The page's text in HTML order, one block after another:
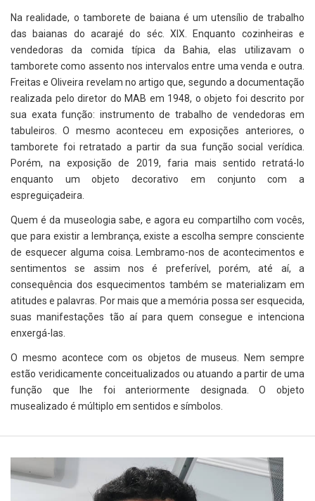
Na realidade, o tamborete de baiana é um utensílio de trabalho
das baianas do acarajé do séc. XIX. Enquanto cozinheiras e
vendedoras da comida típica da Bahia, elas utilizavam o
tamborete como assento nos intervalos entre uma venda e outra.
Freitas e Oliveira revelam no artigo que, segundo a documentação
realizada pelo diretor do MAB em 1948, o objeto foi descrito por
sua exata função: instrumento de trabalho de vendedoras em
tabuleiros. O mesmo aconteceu em exposições anteriores, o
tamborete foi retratado a partir da sua função social verídica.
Porém, na exposição de 2019, faria mais sentido retratá-lo
enquanto um objeto decorativo em conjunto com a
espreguiçadeira.
Quem é da museologia sabe, e agora eu compartilho com vocês,
que para existir a lembrança, existe a escolha sempre consciente
de esquecer alguma coisa. Lembramo-nos de acontecimentos e
sentimentos se assim nos é preferível, porém, até aí, a
consequência dos esquecimentos também se materializam em
atitudes e palavras. Por mais que a memória possa ser esquecida,
suas manifestações tão aí para quem consegue e intenciona
enxergá-las.
O mesmo acontece com os objetos de museus. Nem sempre
estão veridicamente conceitualizados ou atuando a partir de uma
função que lhe foi anteriormente designada. O objeto
musealizado é múltiplo em sentidos e símbolos.